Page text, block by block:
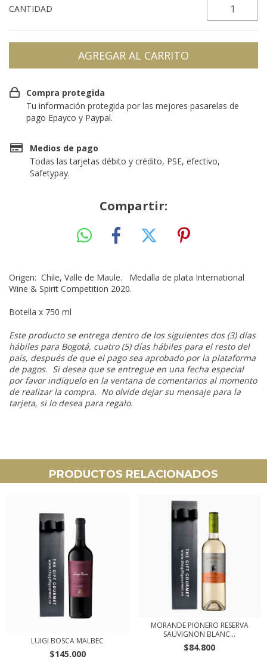
CANTIDAD
Compra protegida
Tu información protegida por las mejores pasarelas de
pago Epayco y Paypal.
Medios de pago
Todas las tarjetas débito y crédito, PSE, efectivo,
Safetypay.
Compartir:
Origen: Chile, Valle de Maule. Medalla de plata International
Wine & Spirit Competition 2020.
Botella x 750 ml
Este producto se entrega dentro de los siguientes dos (3) días
hábiles para Bogotá, cuatro (5) días hábiles para el resto del
país, después de que el pago sea aprobado por la plataforma
de pagos. Si desea que se entregue en una fecha especial
por favor indíquelo en la ventana de comentarios al momento
de realizar la compra. No olvide dejar su mensaje para la
tarjeta, si lo desea para regalo.
PRODUCTOS RELACIONADOS
LUIGI BOSCA MALBEC
$145.000
MORANDE PIONERO RESERVA
SAUVIGNON BLANC...
$84.800